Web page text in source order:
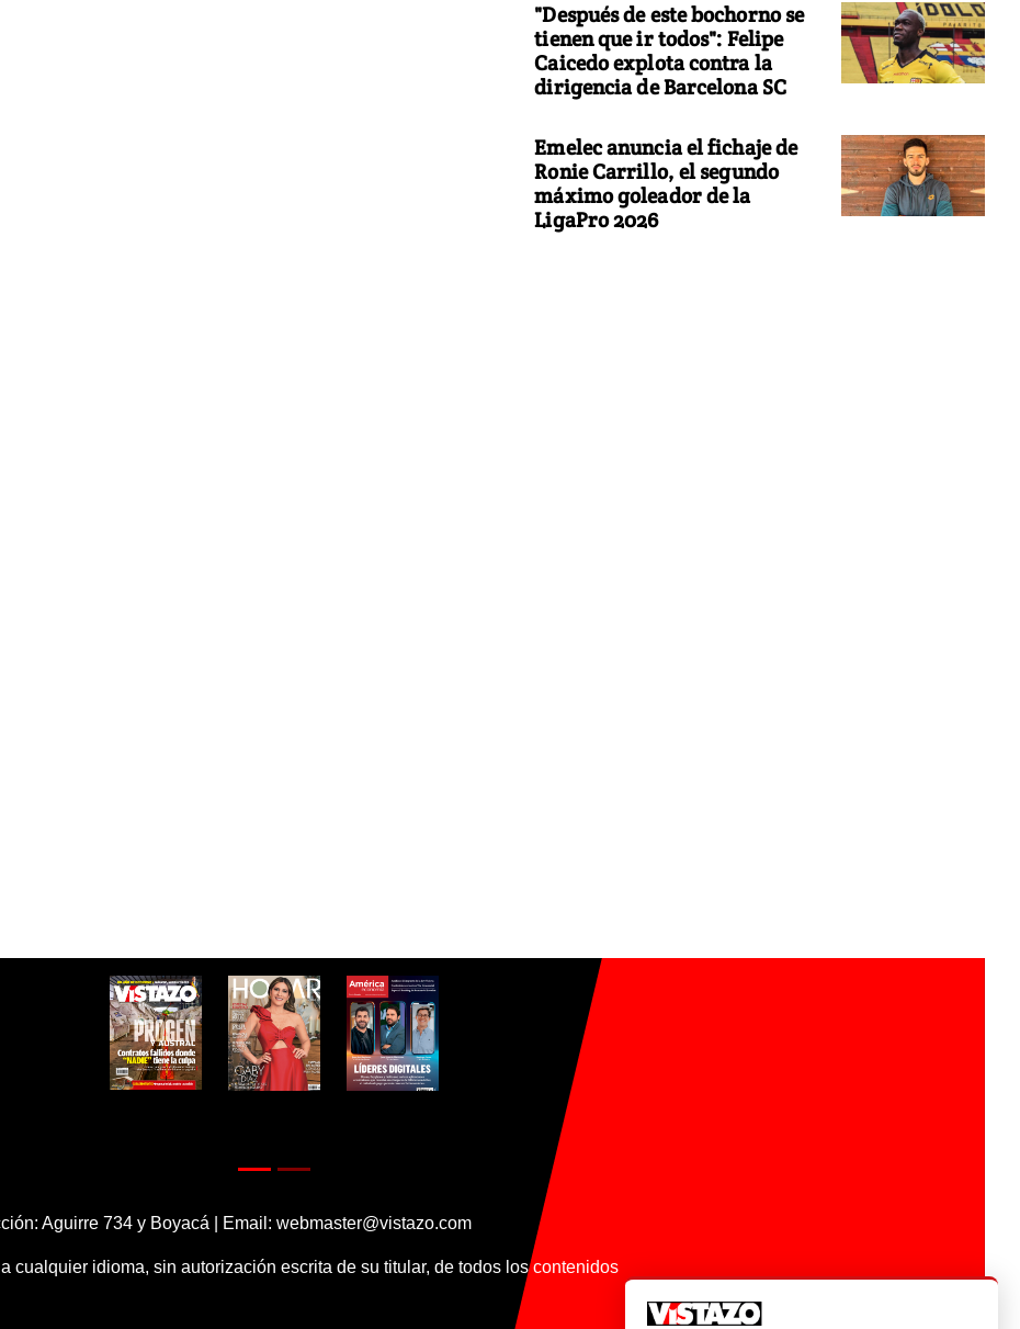
"Después de este bochorno se
tienen que ir todos": Felipe
Caicedo explota contra la
dirigencia de Barcelona SC
Emelec anuncia el fichaje de
Ronie Carrillo, el segundo
máximo goleador de la
LigaPro 2026
Aguirre 734 y Boyacá | Email: webmaster@vistazo.com
cualquier idioma, sin autorización escrita de su titular, de todos los contenidos